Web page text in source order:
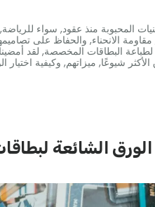
المحبوبة منذ عقود, سواء
الانحناء, والحفاظ على
البطاقات المخصصة, لقد
شيوعًا, ميزاتهم, وكيفية اختيار
الشائعة